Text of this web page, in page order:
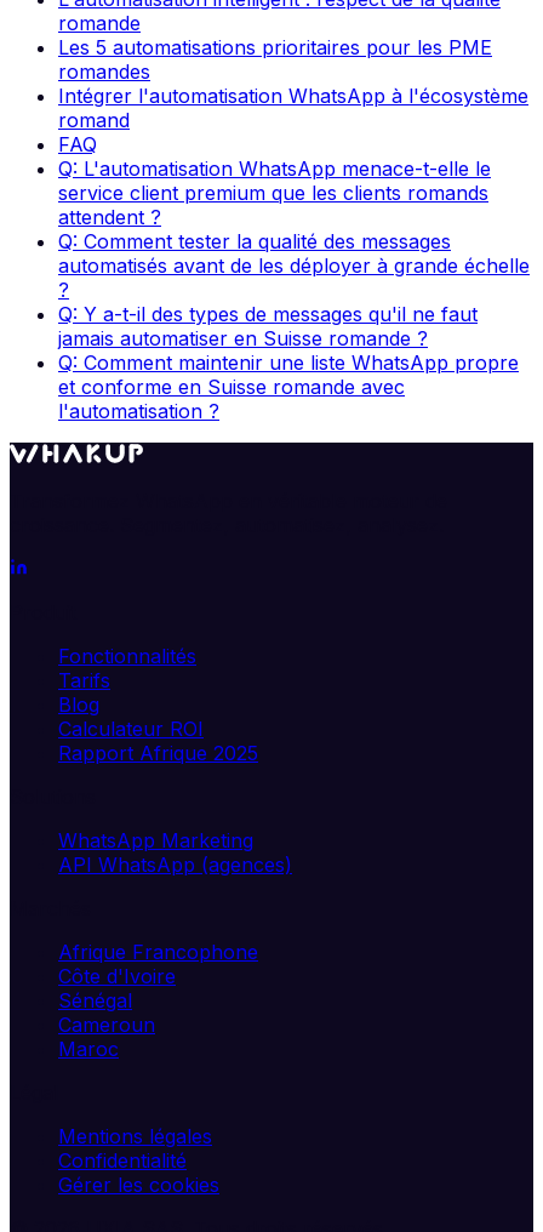
romande
Les 5 automatisations prioritaires pour les PME
romandes
Intégrer l'automatisation WhatsApp à l'écosystème
romand
FAQ
Q: L'automatisation WhatsApp menace-t-elle le
service client premium que les clients romands
attendent ?
Q: Comment tester la qualité des messages
automatisés avant de les déployer à grande échelle
?
Q: Y a-t-il des types de messages qu'il ne faut
jamais automatiser en Suisse romande ?
Q: Comment maintenir une liste WhatsApp propre
et conforme en Suisse romande avec
l'automatisation ?
Fonctionnalités
Tarifs
Blog
Calculateur ROI
Rapport Afrique 2025
WhatsApp Marketing
API WhatsApp (agences)
Afrique Francophone
Côte d'Ivoire
Sénégal
Cameroun
Maroc
Mentions légales
Confidentialité
Gérer les cookies